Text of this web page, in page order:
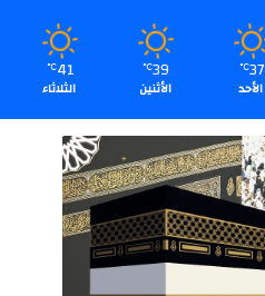
37
℃
الأحد
39
℃
الأثنين
41
℃
الثلاثاء